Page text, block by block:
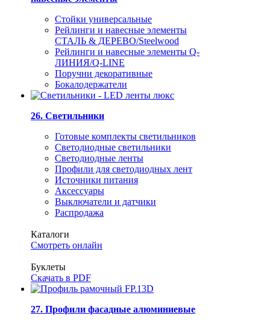
Стойки универсальные
Рейлинги и навесные элементы
СТАЛЬ & ДЕРЕВО/Steelwood
Рейлинги и навесные элементы Q-
ЛИНИЯ/Q-LINE
Поручни декоративные
Бокалодержатели
26. Светильники
Готовые комплекты светильников
Светодиодные светильники
Светодиодные ленты
Профили для светодиодных лент
Источники питания
Аксессуары
Выключатели и датчики
Распродажа
Каталоги
Смотреть онлайн
Буклеты
Скачать в PDF
27. Профили фасадные алюминиевые